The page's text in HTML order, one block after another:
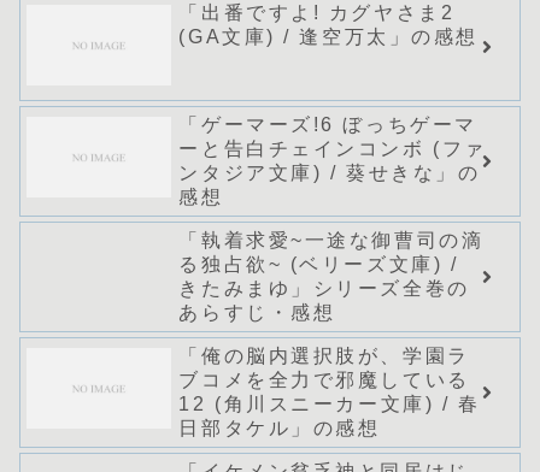
「出番ですよ! カグヤさま2
(GA文庫) / 逢空万太」の感想
「ゲーマーズ!6 ぼっちゲーマ
ーと告白チェインコンボ (ファ
ンタジア文庫) / 葵せきな」の
感想
「執着求愛~一途な御曹司の滴
る独占欲~ (ベリーズ文庫) /
きたみまゆ」シリーズ全巻の
あらすじ・感想
「俺の脳内選択肢が、学園ラ
ブコメを全力で邪魔している
12 (角川スニーカー文庫) / 春
日部タケル」の感想